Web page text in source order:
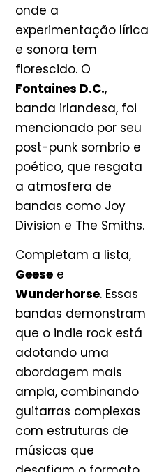
onde a
experimentação lírica
e sonora tem
florescido. O
Fontaines D.C.,
banda irlandesa, foi
mencionado por seu
post-punk sombrio e
poético, que resgata
a atmosfera de
bandas como Joy
Division e The Smiths.
Completam a lista,
Geese e
Wunderhorse. Essas
bandas demonstram
que o indie rock está
adotando uma
abordagem mais
ampla, combinando
guitarras complexas
com estruturas de
músicas que